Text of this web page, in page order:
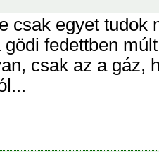
csak egyet tudok
gödi fedettben
csak az a gáz,